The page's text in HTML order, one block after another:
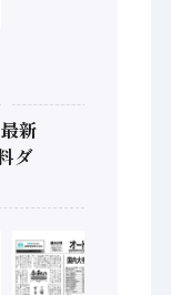
新
ダ